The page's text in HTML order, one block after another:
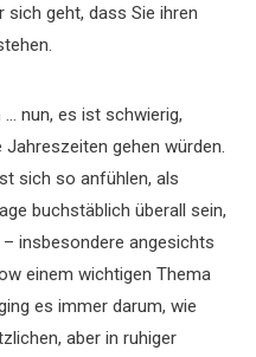
sich geht, dass Sie ihren
… nun, es ist schwierig,
gehen würden.
sich so anfühlen, als
buchstäblich überall sein,
insbesondere angesichts
einem wichtigen Thema
es immer darum, wie
aber in ruhiger